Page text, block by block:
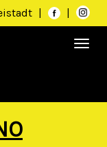
| |